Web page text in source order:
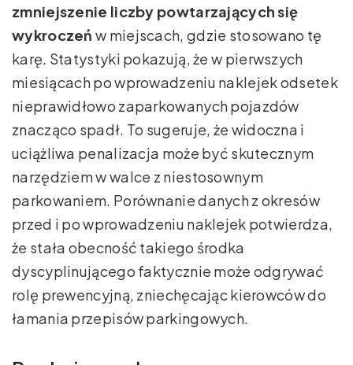
zmniejszenie liczby powtarzających się
wykroczeń w miejscach, gdzie stosowano tę
karę. Statystyki pokazują, że w pierwszych
miesiącach po wprowadzeniu naklejek odsetek
nieprawidłowo zaparkowanych pojazdów
znacząco spadł. To sugeruje, że widoczna i
uciążliwa penalizacja może być skutecznym
narzędziem w walce z niestosownym
parkowaniem. Porównanie danych z okresów
przed i po wprowadzeniu naklejek potwierdza,
że stała obecność takiego środka
dyscyplinującego faktycznie może odgrywać
rolę prewencyjną, zniechęcając kierowców do
łamania przepisów parkingowych.